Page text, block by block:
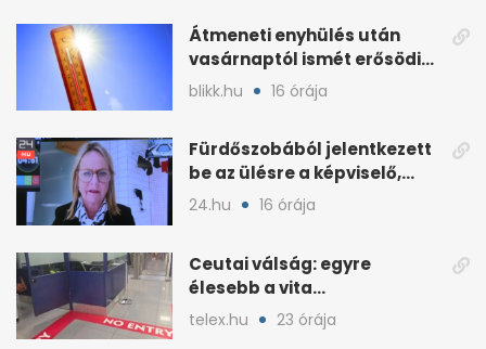
Átmeneti enyhülés után
vasárnaptól ismét erősödik
a hőség
blikk.hu 16 órája
Fürdőszobából jelentkezett
be az ülésre a képviselő,
árny tűnt fel mögötte
24.hu 16 órája
Ceutai válság: egyre
élesebb a vita
Spanyolország és
Olaszország között
telex.hu 23 órája